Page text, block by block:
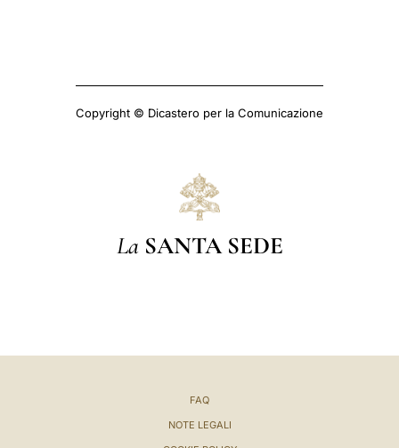
Copyright © Dicastero per la Comunicazione
La SANTA SEDE
FAQ
NOTE LEGALI